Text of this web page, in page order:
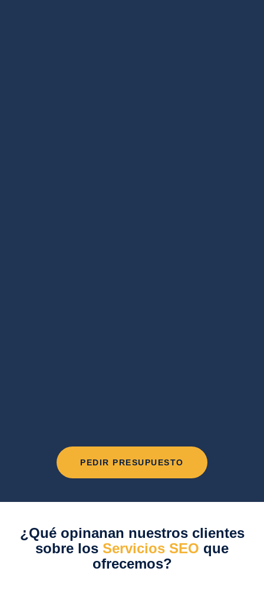
PEDIR PRESUPUESTO
¿Qué opinanan nuestros clientes
sobre los Servicios SEO que
ofrecemos?